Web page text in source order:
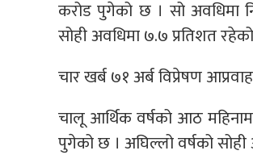
करोड पुगेको छ । सो अवधिमा
सोही अवधिमा ७.७ प्रतिशत
चार खर्ब ७१ अर्ब विप्रेषण आप्रवाह
चालू आर्थिक वर्षको आठ
पुगेको छ । अघिल्लो वर्षको सोही